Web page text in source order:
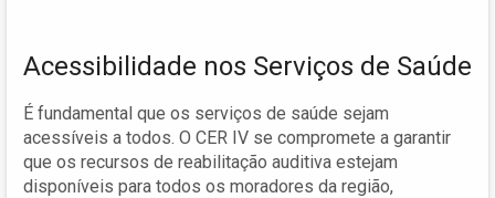
Acessibilidade nos Serviços de Saúde
É fundamental que os serviços de saúde sejam
acessíveis a todos. O CER IV se compromete a garantir
que os recursos de reabilitação auditiva estejam
disponíveis para todos os moradores da região,